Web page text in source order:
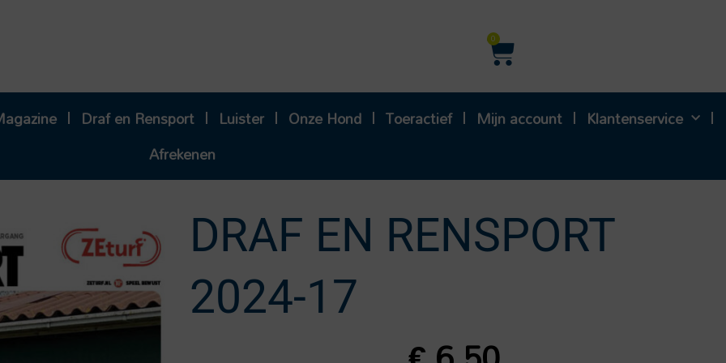
0
Winkelwagen
Draf en Rensport Luister Onze Hond Toeractief Mijn account
Klantenservice
Afrekenen
DRAF EN RENSPORT
2024-17